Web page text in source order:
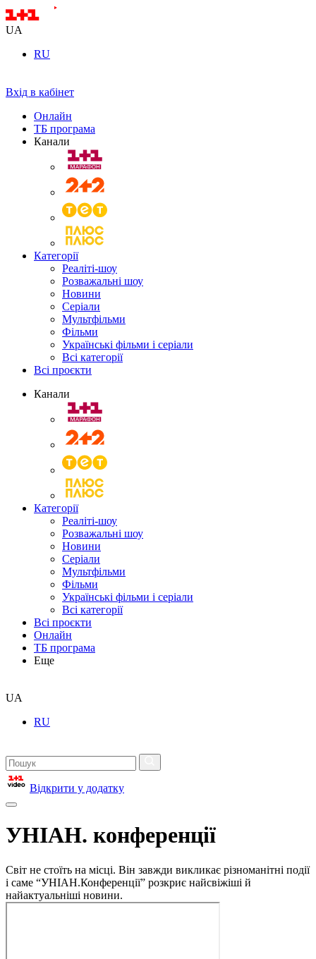
UA
RU
Вхід в кабінет
Онлайн
ТБ програма
Канали
Категорії
Реаліті-шоу
Розважальні шоу
Новини
Серіали
Мультфільми
Фільми
Українські фільми і серіали
Всі категорії
Всі проєкти
Канали
Категорії
Реаліті-шоу
Розважальні шоу
Новини
Серіали
Мультфільми
Фільми
Українські фільми і серіали
Всі категорії
Всі проєкти
Онлайн
ТБ програма
Еще
UA
RU
Відкрити у додатку
УНІАН. конференції
Світ не стоїть на місці. Він завжди викликає різноманітні події
і саме “УНІАН.Конференції” розкриє найсвіжіші й
найактуальніші новини.